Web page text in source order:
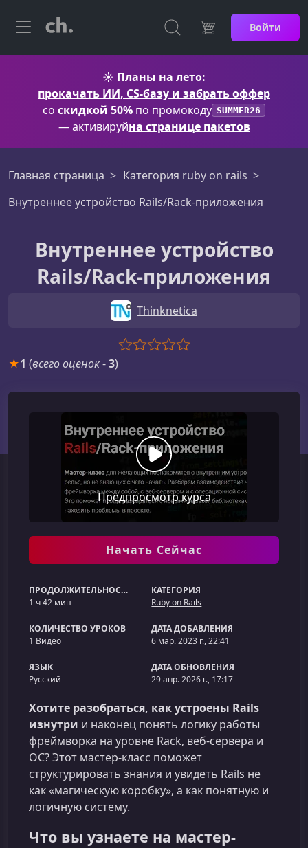
Войти
☀️ Планы на лето:
прокачать ИИ, CS-базу и забрать оффер
со скидкой 50% по промокоду SUMMER26
— активируйна странице пакетов
Главная страница
Категория ruby on rails
Внутреннее устройство Rails/Rack-приложения
Внутреннее устройство
Rails/Rack-приложения
Thinknetica
★1 (всего оценок-3)
Предпросмотр курса
Начать Сейчас
ПРОДОЛЖИТЕЛЬНОСТЬ
1 ч 42 мин
КАТЕГОРИЯ
Ruby on Rails
КОЛИЧЕСТВО УРОКОВ
1 Видео
ДАТА ДОБАВЛЕНИЯ
6 мар. 2023 г., 22:41
ЯЗЫК
Русский
ДАТА ОБНОВЛЕНИЯ
29 апр. 2026 г., 17:17
Хотите разобраться, как устроены Rails
изнутри и наконец понять логику работы
фреймворка на уровне Rack, веб-сервера и
ОС? Этот мастер-класс поможет
структурировать знания и увидеть Rails не
как «магическую коробку», а как понятную и
логичную систему.
Что вы узнаете на мастер-